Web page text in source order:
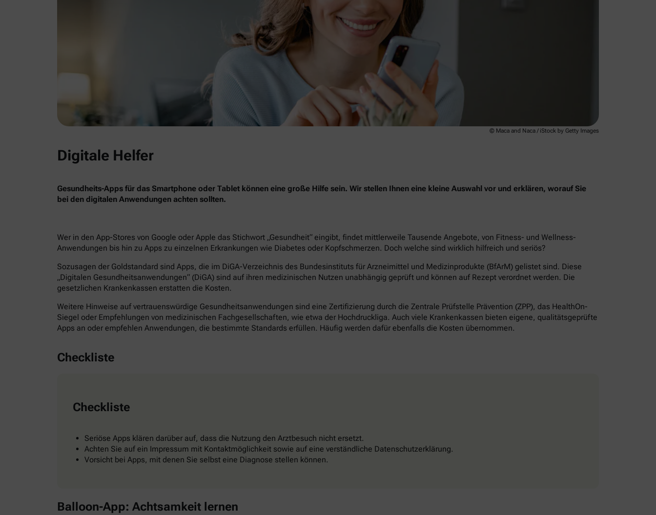
© Maca and Naca / iStock by Getty Images
Digitale Helfer
Gesundheits-Apps für das Smartphone oder Tablet können eine große Hilfe sein. Wir stellen Ihnen eine kleine Auswahl vor und erklären, worauf Sie
bei den digitalen Anwendungen achten sollten.
Wer in den App-Stores von Google oder Apple das Stichwort „Gesundheit“ eingibt, findet mittlerweile Tausende Angebote, von Fitness- und Wellness-
Anwendungen bis hin zu Apps zu einzelnen Erkrankungen wie Diabetes oder Kopfschmerzen. Doch welche sind wirklich hilfreich und seriös?
Sozusagen der Goldstandard sind Apps, die im DiGA-Verzeichnis des Bundesinstituts für Arzneimittel und Medizinprodukte (BfArM) gelistet sind. Diese
„Digitalen Gesundheitsanwendungen“ (DiGA) sind auf ihren medizinischen Nutzen unabhängig geprüft und können auf Rezept verordnet werden. Die
gesetzlichen Krankenkassen erstatten die Kosten.
Weitere Hinweise auf vertrauenswürdige Gesundheitsanwendungen sind eine Zertifizierung durch die Zentrale Prüfstelle Prävention (ZPP), das HealthOn-
Siegel oder Empfehlungen von medizinischen Fachgesellschaften, wie etwa der Hochdruckliga. Auch viele Krankenkassen bieten eigene, qualitätsgeprüfte
Apps an oder empfehlen Anwendungen, die bestimmte Standards erfüllen. Häufig werden dafür ebenfalls die Kosten übernommen.
Checkliste
Checkliste
Seriöse Apps klären darüber auf, dass die Nutzung den Arztbesuch nicht ersetzt.
Achten Sie auf ein Impressum mit Kontaktmöglichkeit sowie auf eine verständliche Datenschutzerklärung.
Vorsicht bei Apps, mit denen Sie selbst eine Diagnose stellen können.
Balloon-App: Achtsamkeit lernen